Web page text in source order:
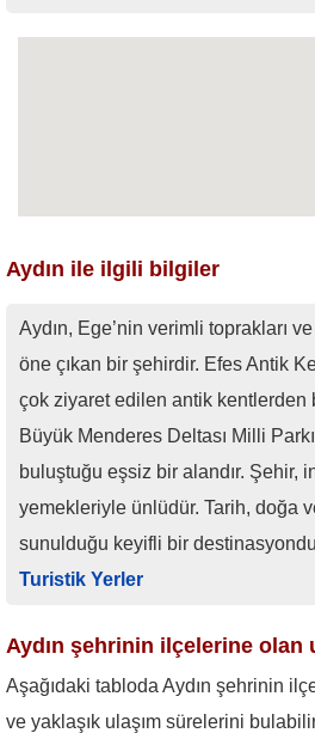
Aydın ile ilgili bilgiler
Aydın, Ege’nin verimli toprakları
öne çıkan bir şehirdir. Efes Antik
çok ziyaret edilen antik kentlerden
Büyük Menderes Deltası Milli
buluştuğu eşsiz bir alandır. Şehir,
yemekleriyle ünlüdür. Tarih, doğa
sunulduğu keyifli bir
Turistik Yerler
Aydın şehrinin ilçelerine olan
Aşağıdaki tabloda Aydın şehrinin
ve yaklaşık ulaşım sürelerini